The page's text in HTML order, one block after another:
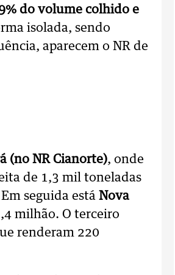
do volume colhido e
isolada, sendo
aparecem o NR de
(no NR Cianorte), onde
de 1,3 mil toneladas
seguida está Nova
milhão. O terceiro
renderam 220